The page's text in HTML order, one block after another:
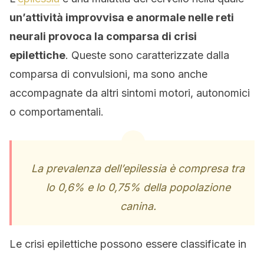
un’attività improvvisa e anormale nelle reti
neurali provoca la comparsa di crisi
epilettiche. Queste sono caratterizzate dalla
comparsa di convulsioni, ma sono anche
accompagnate da altri sintomi motori, autonomici
o comportamentali.
La prevalenza dell’epilessia è compresa tra
lo 0,6% e lo 0,75% della popolazione
canina.
Le crisi epilettiche possono essere classificate in